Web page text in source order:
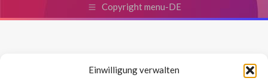
Einwilligung verwalten
Copyright menu-DE